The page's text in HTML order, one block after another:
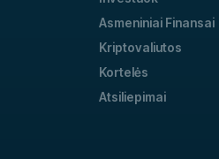
Asmeniniai Finansai
Kriptovaliutos
Kortelės
Atsiliepimai